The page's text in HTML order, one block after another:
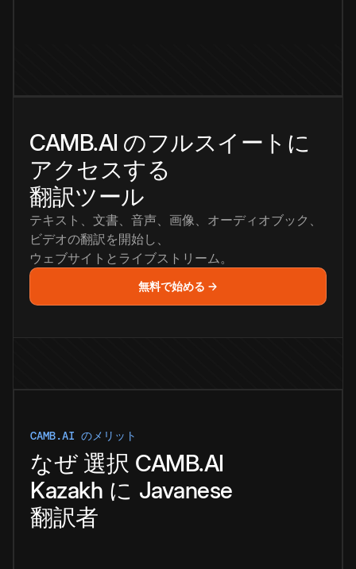
CAMB.AI のフルスイートに
アクセスする
翻訳ツール
テキスト、文書、音声、画像、オーディオブック、
ビデオの翻訳を開始し、
ウェブサイトとライブストリーム。
無料で始める →
CAMB.AI のメリット
なぜ 選択 CAMB.AI
Kazakh に Javanese
翻訳者